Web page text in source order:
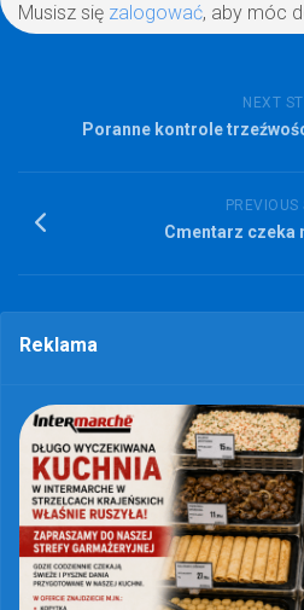
Musisz się zalogować, aby móc
NEXT
Poranne kontrole
PREVIOUS
Cmentarz czeka
Reklama